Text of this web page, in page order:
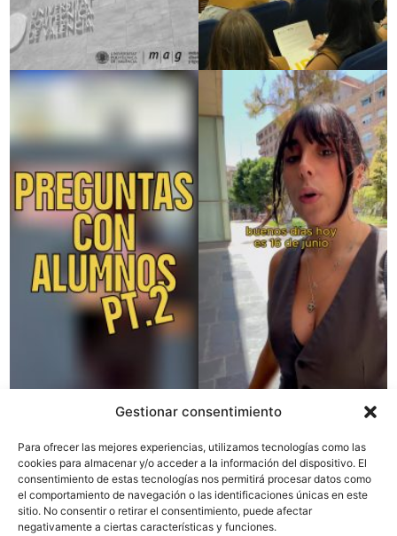
Gestionar consentimiento
Para ofrecer las mejores experiencias, utilizamos tecnologías como las
cookies para almacenar y/o acceder a la información del dispositivo. El
consentimiento de estas tecnologías nos permitirá procesar datos como
el comportamiento de navegación o las identificaciones únicas en este
sitio. No consentir o retirar el consentimiento, puede afectar
negativamente a ciertas características y funciones.